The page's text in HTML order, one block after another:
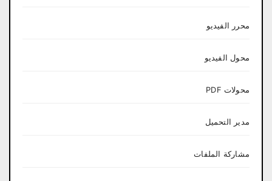
محرر الفيديو
محول الفيديو
محولات PDF
مدير التحميل
مشاركة الملفات